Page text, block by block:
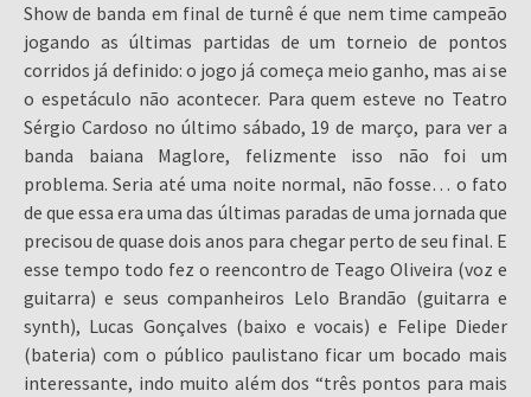
Show de banda em final de turnê é que nem time campeão
jogando as últimas partidas de um torneio de pontos
corridos já definido: o jogo já começa meio ganho, mas ai se
o espetáculo não acontecer. Para quem esteve no Teatro
Sérgio Cardoso no último sábado, 19 de março, para ver a
banda baiana Maglore, felizmente isso não foi um
problema. Seria até uma noite normal, não fosse… o fato
de que essa era uma das últimas paradas de uma jornada que
precisou de quase dois anos para chegar perto de seu final. E
esse tempo todo fez o reencontro de Teago Oliveira (voz e
guitarra) e seus companheiros Lelo Brandão (guitarra e
synth), Lucas Gonçalves (baixo e vocais) e Felipe Dieder
(bateria) com o público paulistano ficar um bocado mais
interessante, indo muito além dos “três pontos para mais